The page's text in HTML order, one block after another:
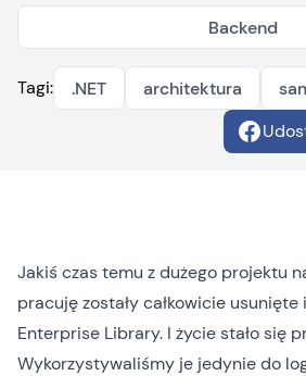
Backend
Tagi: .NET architektura
Jakiś czas temu z dużego projektu
pracuję zostały całkowicie
Enterprise Library. I życie stało się
Wykorzystywaliśmy je jedynie do